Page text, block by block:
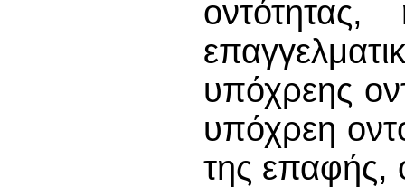
υπόχρεης
υπόχρεη
της επαφής,